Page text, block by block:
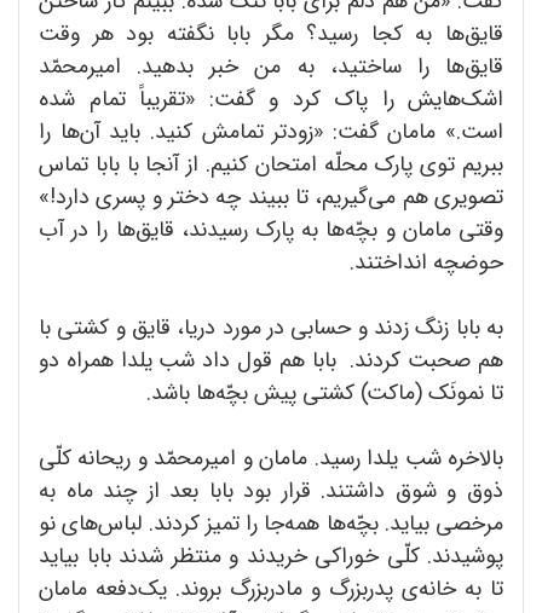
قایق‌ها به کجا رسید؟ مگر بابا نگفته بود هر وقت
قایق‌ها را ساختید، به من خبر بدهید. امیرمحمّد
اشک‌هایش را پاک کرد و گفت: «تقریباً تمام شده
است.» مامان گفت: «زودتر تمامش کنید. باید آن‌ها را
ببریم توی پارک محلّه امتحان کنیم. از آنجا با بابا تماس
تصویری هم می‌گیریم، تا ببیند چه دختر و پسری دارد!»
وقتی مامان و بچّه‌ها به پارک رسیدند، قایق‌ها را در آب
حوضچه انداختند.
به بابا زنگ زدند و حسابی در مورد دریا، قایق و کشتی با
هم صحبت کردند. بابا هم قول داد شب یلدا همراه دو
تا نمونَک (ماکت) کشتی پیش بچّه‌ها باشد.
بالاخره شب یلدا رسید. مامان و امیرمحمّد و ریحانه کلّی
ذوق و شوق داشتند. قرار بود بابا بعد از چند ماه به
مرخصی بیاید. بچّه‌ها همه‌جا را تمیز کردند. لباس‌های نو
پوشیدند. کلّی خوراکی خریدند و منتظر شدند بابا بیاید
تا به خانه‌ی پدربزرگ و مادربزرگ بروند. یک‌دفعه مامان